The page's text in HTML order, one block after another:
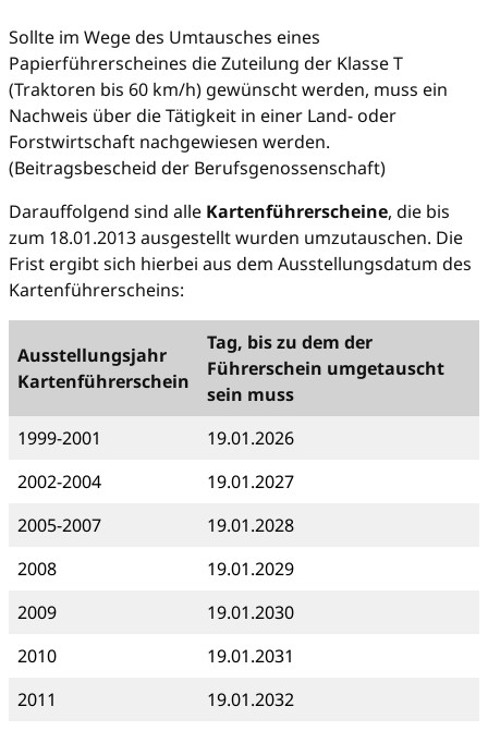
Sollte im Wege des Umtausches eines
Papierführerscheines die Zuteilung der Klasse T
(Traktoren bis 60 km/h) gewünscht werden, muss ein
Nachweis über die Tätigkeit in einer Land- oder
Forstwirtschaft nachgewiesen werden.
(Beitragsbescheid der Berufsgenossenschaft)
Darauffolgend sind alle Kartenführerscheine, die bis
zum 18.01.2013 ausgestellt wurden umzutauschen. Die
Frist ergibt sich hierbei aus dem Ausstellungsdatum des
Kartenführerscheins:
Ausstellungsjahr
Kartenführerschein
Tag, bis zu dem der
Führerschein umgetauscht
sein muss
1999-2001
19.01.2026
2002-2004
19.01.2027
2005-2007
19.01.2028
2008
19.01.2029
2009
19.01.2030
2010
19.01.2031
2011
19.01.2032